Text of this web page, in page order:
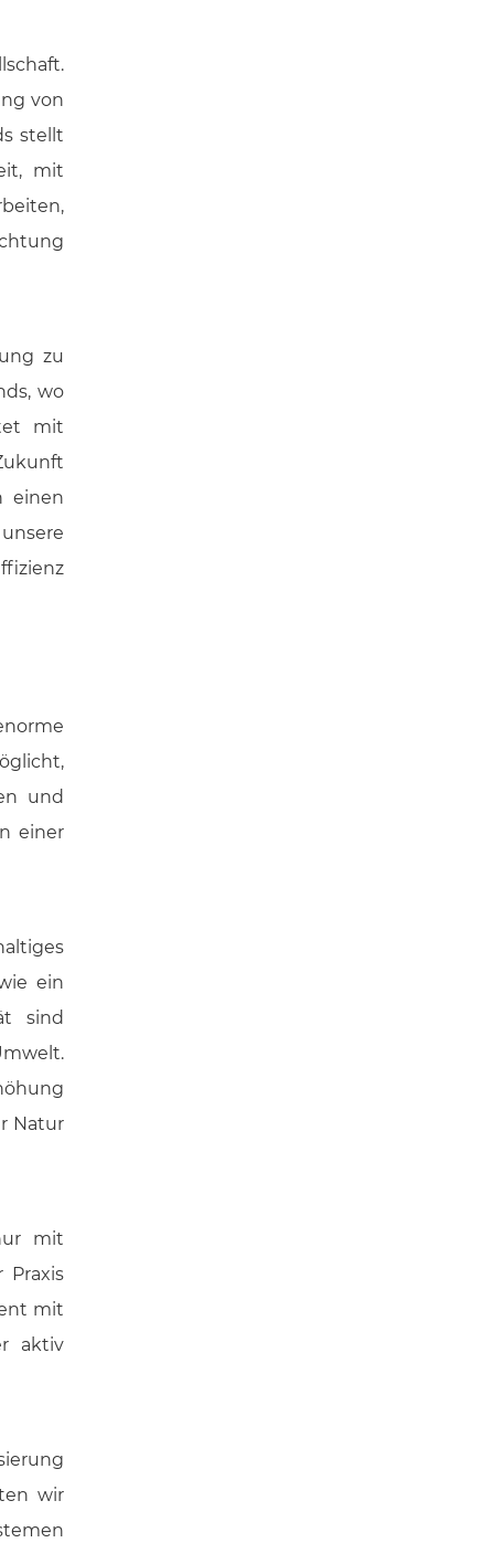
von
stellt
mit
zu
wo
mit
einen
und
einer
ein
sind
Natur
mit
Praxis
mit
aktiv
wir